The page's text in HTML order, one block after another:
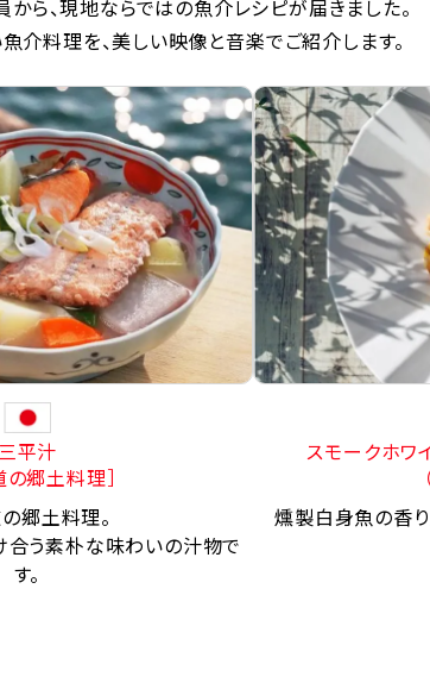
ら、現地ならではの魚介レシピが届きました。
介料理を、美しい映像と音楽でご紹介します。
三平汁
の郷土料理］
郷土料理。
う素朴な味わいの汁物で
す。
スモークホワ
燻製白身魚の香